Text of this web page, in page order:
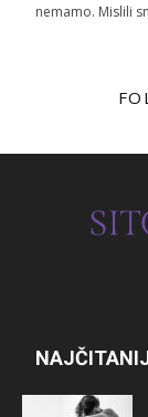
nemamo. Mislili